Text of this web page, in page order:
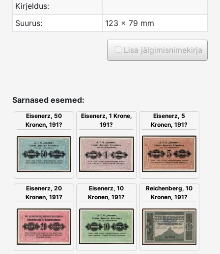
Kirjeldus:
Suurus:
123 x 79 mm
Lisa jälgimisnimekirja
Sarnased esemed:
Eisenerz, 50
Kronen, 191?
Eisenerz, 1 Krone,
191?
Eisenerz, 5
Kronen, 191?
Eisenerz, 20
Kronen, 191?
Eisenerz, 10
Kronen, 191?
Reichenberg, 10
Kronen, 191?